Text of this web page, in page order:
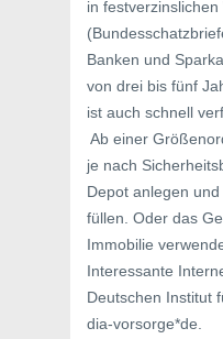
in
Banken und
von drei bis fünf
ist auch schnell
 Ab einer
je nach
Depot anlegen
füllen. Oder das
Immobilie
Interessante
Deutschen Institut
dia-vorsorge*de.